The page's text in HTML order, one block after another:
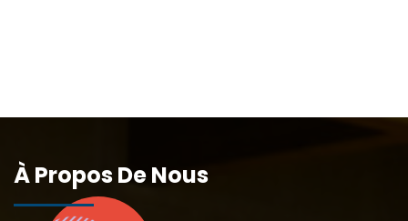
À Propos De Nous